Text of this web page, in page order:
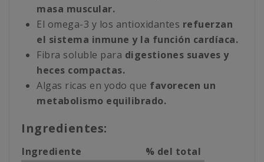
masa muscular.
El omega-3 y los antioxidantes refuerzan
el sistema inmune y la función cardíaca.
Fibra soluble para digestiones suaves y
heces compactas.
Algas ricas en yodo que favorecen un
metabolismo equilibrado.
Ingredientes:
Ingrediente % del total